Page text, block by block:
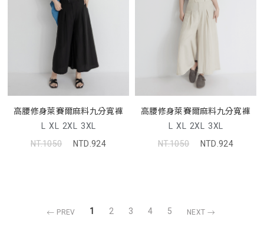
高腰修身萊賽爾麻料九分寬褲
L XL 2XL 3XL
NT.1050
NTD.924
高腰修身萊賽爾麻料九分寬褲
L XL 2XL 3XL
NT.1050
NTD.924
PREV 1 2 3 4 5 NEXT